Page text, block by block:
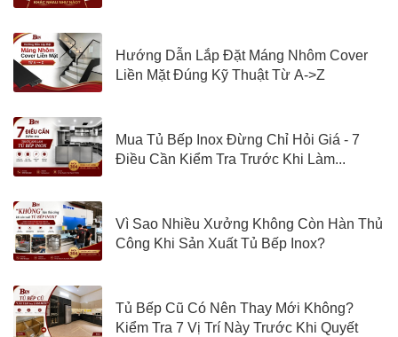
Hướng Dẫn Lắp Đặt Máng Nhôm Cover
Liền Mặt Đúng Kỹ Thuật Từ A->Z
Mua Tủ Bếp Inox Đừng Chỉ Hỏi Giá - 7
Điều Cần Kiểm Tra Trước Khi Làm...
Vì Sao Nhiều Xưởng Không Còn Hàn Thủ
Công Khi Sản Xuất Tủ Bếp Inox?
Tủ Bếp Cũ Có Nên Thay Mới Không?
Kiểm Tra 7 Vị Trí Này Trước Khi Quyết